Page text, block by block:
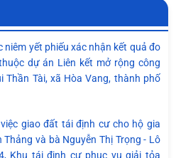
niêm yết phiếu xác nhận kết quả đo
dự án Liên kết mở rộng công
Thần Tài, xã Hòa Vang, thành phố
giao đất tái định cư cho hộ gia
và bà Nguyễn Thị Trọng - Lô
Khu tái định cư phục vụ giải tỏa